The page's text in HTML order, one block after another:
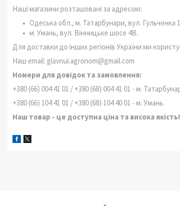
Наші магазини розташовані за адресою:
Одеська обл., м. Татарбунари, вул. Гульченка
м. Умань, вул. Вінницьке шосе 4В.
Для доставки до інших регіонів України ми
Наш email: glavnui.agronom@gmail.com
Номери для довідок та замовлення:
+380 (66) 004 41 01 / +380 (68) 004 41 01 - м.
+380 (66) 104 41 01 / +380 (68) 104 40 01 - м. Умань.
Наш товар - це доступна ціна та висока якість!